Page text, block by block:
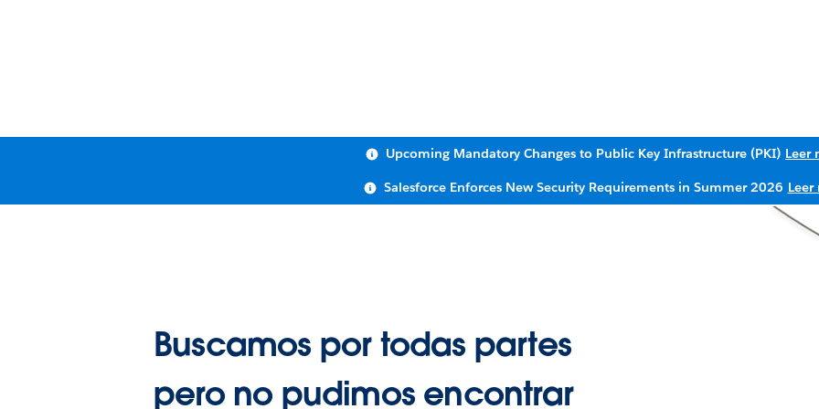
Upcoming Mandatory Changes to Public Key Infrastructure (PKI) Leer
Salesforce Enforces New Security Requirements in Summer 2026 Leer
Buscamos por todas partes
pero no pudimos encontrar